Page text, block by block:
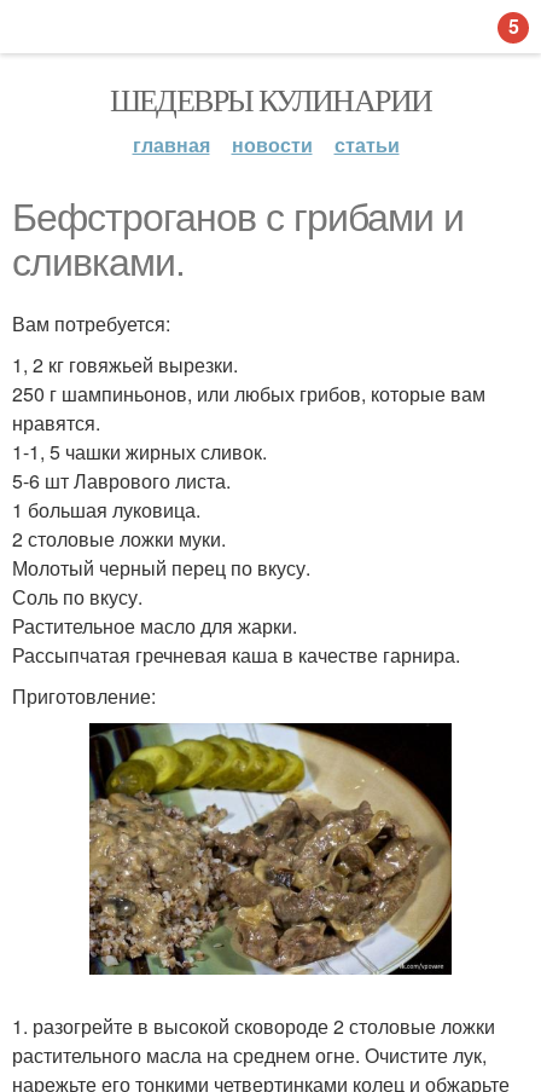
ШЕДЕВРЫ КУЛИНАРИИ
главная новости статьи
Бефстроганов с грибами и
сливками.
Вам потребуется:
1, 2 кг говяжьей вырезки.
250 г шампиньонов, или любых грибов, которые вам
нравятся.
1-1, 5 чашки жирных сливок.
5-6 шт Лаврового листа.
1 большая луковица.
2 столовые ложки муки.
Молотый черный перец по вкусу.
Соль по вкусу.
Растительное масло для жарки.
Рассыпчатая гречневая каша в качестве гарнира.
Приготовление:
1. разогрейте в высокой сковороде 2 столовые ложки
растительного масла на среднем огне. Очистите лук,
нарежьте его тонкими четвертинками колец и обжарьте
5